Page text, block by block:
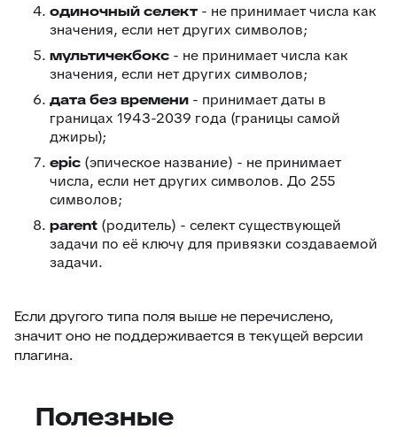
одиночный селект - не принимает числа как
значения, если нет других символов;
мультичекбокс - не принимает числа как
значения, если нет других символов;
дата без времени - принимает даты в
границах 1943-2039 года (границы самой
джиры);
epic (эпическое название) - не принимает
числа, если нет других символов. До 255
символов;
parent (родитель) - селект существующей
задачи по её ключу для привязки создаваемой
задачи.
Если другого типа поля выше не перечислено,
значит оно не поддерживается в текущей версии
плагина.
Полезные